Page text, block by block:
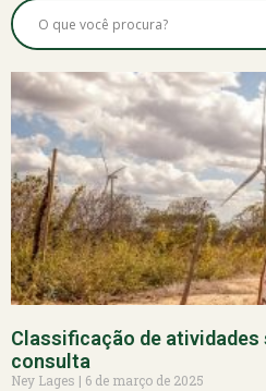
Classificação de
consulta
Ney Lages
6 de março de 2025